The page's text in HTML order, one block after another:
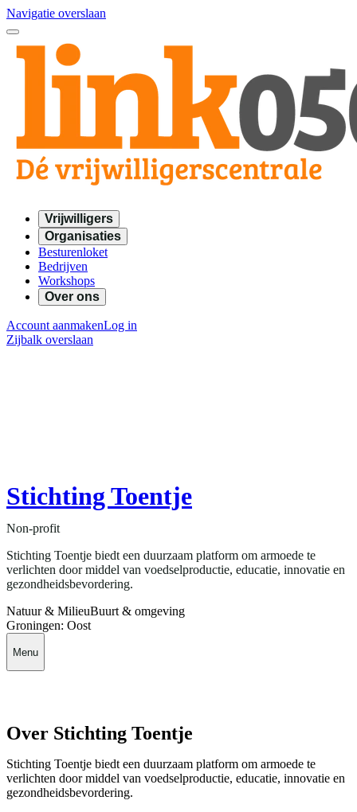
Navigatie overslaan
Vrijwilligers
Organisaties
Besturenloket
Bedrijven
Workshops
Over ons
Account aanmakenLog in
Zijbalk overslaan
Stichting Toentje
Non-profit
Stichting Toentje biedt een duurzaam platform om armoede te
verlichten door middel van voedselproductie, educatie, innovatie en
gezondheidsbevordering.
Natuur & MilieuBuurt & omgeving
Groningen: Oost
Menu
Over Stichting Toentje
Stichting Toentje biedt een duurzaam platform om armoede te
verlichten door middel van voedselproductie, educatie, innovatie en
gezondheidsbevordering.